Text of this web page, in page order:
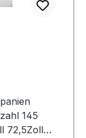
145
72,5Zoll